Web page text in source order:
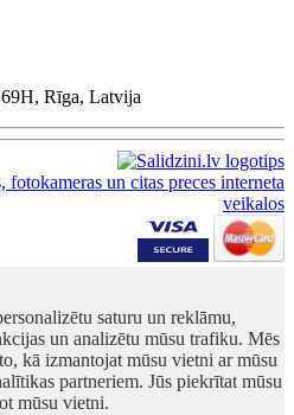
Rīga, Latvija
saturu un reklāmu,
un analizētu mūsu trafiku. Mēs
kā izmantojat mūsu vietni ar mūsu
partneriem. Jūs piekrītat mūsu
mūsu vietni.